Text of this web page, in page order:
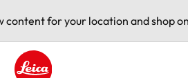
content for your location and shop